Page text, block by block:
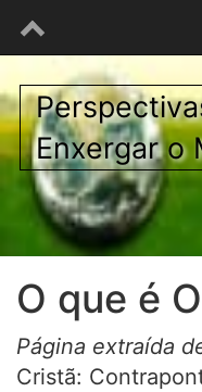
Enxergar o
O que é
Página extraída
Cristã: